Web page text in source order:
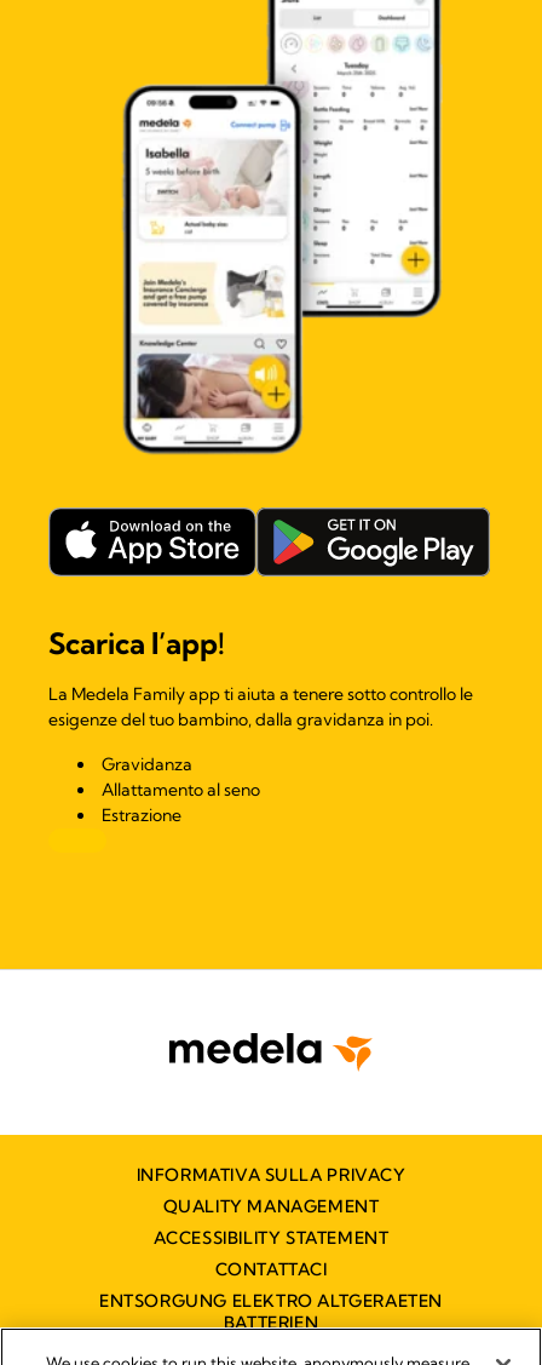
Scarica l’app!​
La Medela Family app ti aiuta a tenere sotto controllo le
esigenze del tuo bambino, dalla gravidanza in poi.
Gravidanza
Allattamento al seno
Estrazione
INFORMATIVA SULLA PRIVACY
QUALITY MANAGEMENT
ACCESSIBILITY STATEMENT
CONTATTACI
ENTSORGUNG ELEKTRO ALTGERAETEN
BATTERIEN
DICHIARAZIONE DI ACCESSIBILITÀ